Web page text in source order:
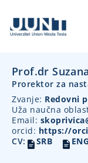
Prof.dr
Prorektor za
Zvanje: Redovni
Uža naučna
Email:
orcid: https://
CV:
SRB ENG